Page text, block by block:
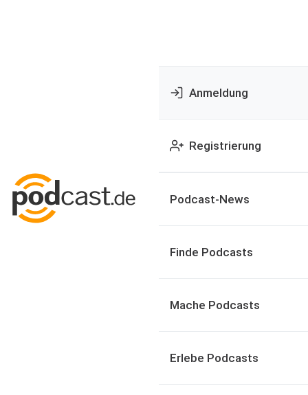
Anmeldung
Registrierung
Podcast-News
Finde Podcasts
Mache Podcasts
Erlebe Podcasts